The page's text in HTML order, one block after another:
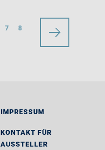
7 8
IMPRESSUM
KONTAKT FÜR
AUSSTELLER